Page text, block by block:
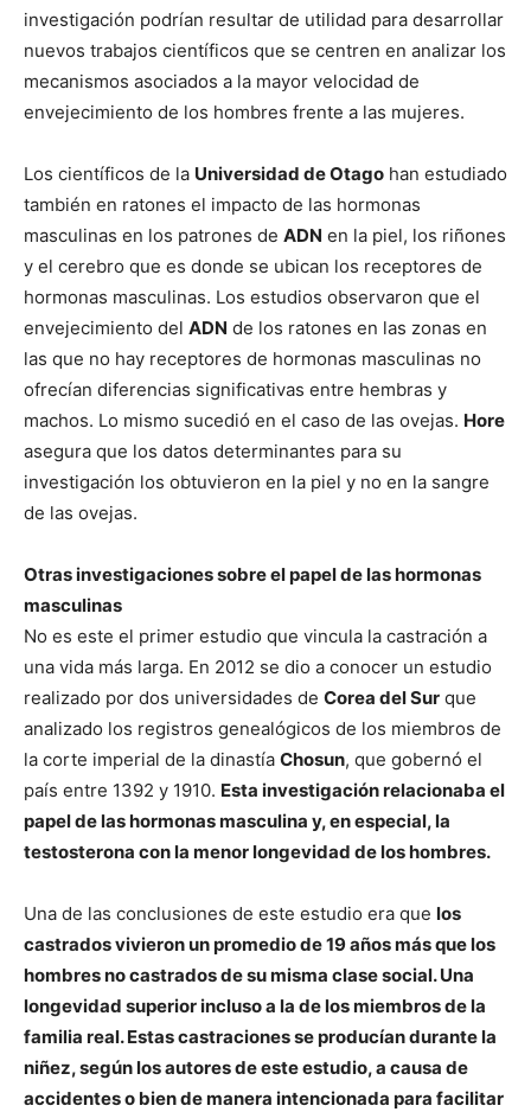
investigación podrían resultar de utilidad para desarrollar
nuevos trabajos científicos que se centren en analizar los
mecanismos asociados a la mayor velocidad de
envejecimiento de los hombres frente a las mujeres.
Los científicos de la Universidad de Otago han estudiado
también en ratones el impacto de las hormonas
masculinas en los patrones de ADN en la piel, los riñones
y el cerebro que es donde se ubican los receptores de
hormonas masculinas. Los estudios observaron que el
envejecimiento del ADN de los ratones en las zonas en
las que no hay receptores de hormonas masculinas no
ofrecían diferencias significativas entre hembras y
machos. Lo mismo sucedió en el caso de las ovejas. Hore
asegura que los datos determinantes para su
investigación los obtuvieron en la piel y no en la sangre
de las ovejas.
Otras investigaciones sobre el papel de las hormonas
masculinas
No es este el primer estudio que vincula la castración a
una vida más larga. En 2012 se dio a conocer un estudio
realizado por dos universidades de Corea del Sur que
analizado los registros genealógicos de los miembros de
la corte imperial de la dinastía Chosun, que gobernó el
país entre 1392 y 1910. Esta investigación relacionaba el
papel de las hormonas masculina y, en especial, la
testosterona con la menor longevidad de los hombres.
Una de las conclusiones de este estudio era que los
castrados vivieron un promedio de 19 años más que los
hombres no castrados de su misma clase social. Una
longevidad superior incluso a la de los miembros de la
familia real. Estas castraciones se producían durante la
niñez, según los autores de este estudio, a causa de
accidentes o bien de manera intencionada para facilitar